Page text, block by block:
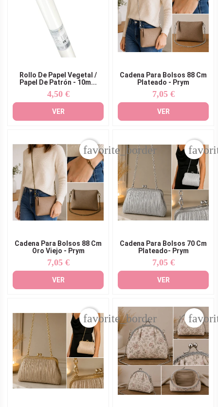
Rollo De Papel Vegetal /
Papel De Patrón - 10m...
Precio
4,50 €
VER
Cadena Para Bolsos 88 Cm
Plateado - Prym
Precio
7,05 €
VER
Cadena Para Bolsos 88 Cm
Oro Viejo - Prym
Precio
7,05 €
VER
favorite_border
Cadena Para Bolsos 70 Cm
Plateado- Prym
Precio
7,05 €
VER
favorite_border